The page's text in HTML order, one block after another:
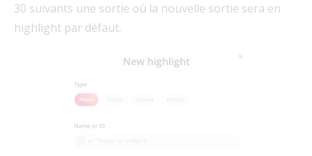
30 suivants une sortie où la nouvelle sortie sera en
highlight par défaut.